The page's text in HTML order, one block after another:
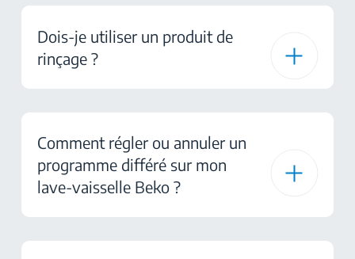
Dois-je utiliser un produit de
rinçage ?
Comment régler ou annuler un
programme différé sur mon
lave-vaisselle Beko ?